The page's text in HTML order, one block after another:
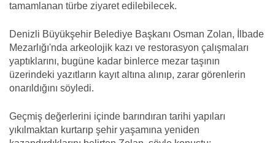
tamamlanan türbe ziyaret edilebilecek.
Denizli Büyükşehir Belediye Başkanı Osman Zolan, İlbade
Mezarlığı'nda arkeolojik kazı ve restorasyon çalışmaları
yaptıklarını, bugüne kadar binlerce mezar taşının
üzerindeki yazıtların kayıt altına alınıp, zarar görenlerin
onarıldığını söyledi.
Geçmiş değerlerini içinde barındıran tarihi yapıları
yıkılmaktan kurtarıp şehir yaşamına yeniden